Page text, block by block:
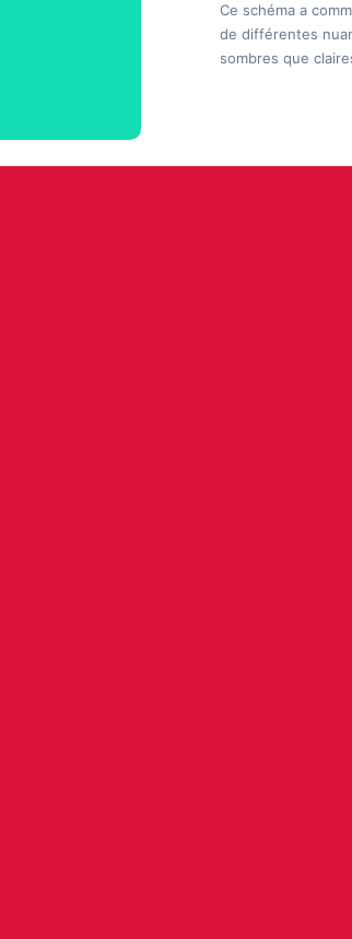
Ce schéma a
de différentes
sombres que